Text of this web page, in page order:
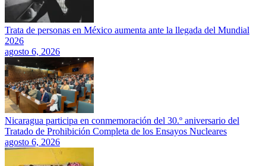
Trata de personas en México aumenta ante la llegada del Mundial
2026
agosto 6, 2026
Nicaragua participa en conmemoración del 30.º aniversario del
Tratado de Prohibición Completa de los Ensayos Nucleares
agosto 6, 2026